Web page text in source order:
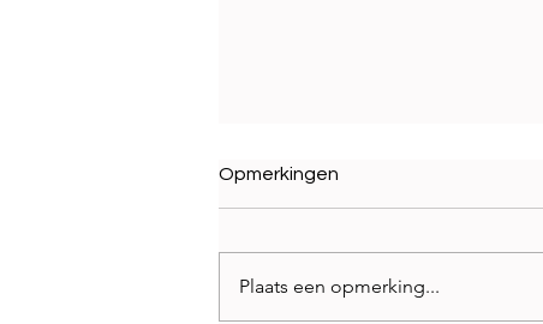
Best Brands 2026
Opmerkingen
Plaats een opmerking...